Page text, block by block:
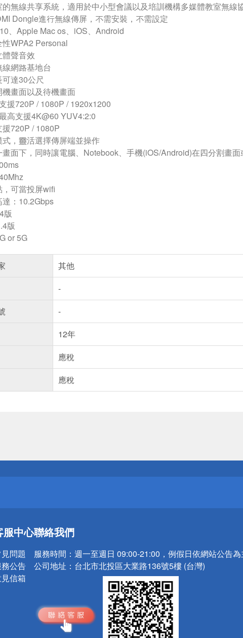
無線共享系統，適用於中小型會議以及培訓機構多媒體教室無線
Dongle進行無線傳屏，不需安裝，不需設定
、Apple Mac os、iOS、Android
WPA2 Personal
聲音效
網路基地台
達30公尺
畫面以及待機畫面
援720P / 1080P / 1920x1200
高支援4K@60 YUV4:2:0
720P / 1080P
，靈活選擇傳屏端並操作
面下，同時讓電腦、Notebook、手機(iOS/Android)在四分割畫
可當投屏wifi
：10.2Gbps
版
版
or 5G
其他
-
-
12年
應稅
應稅
小心！
小心！
服中心
問題
公告
信箱
聯絡我們
服務時間： 週一至週日 09:00-21:00，例假日依網站公告為
公司地址： 台北市北投區大業路136號5樓 (台灣)